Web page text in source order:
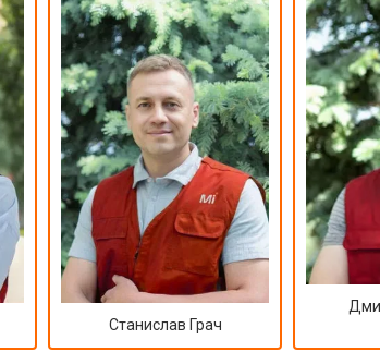
Станислав Грач